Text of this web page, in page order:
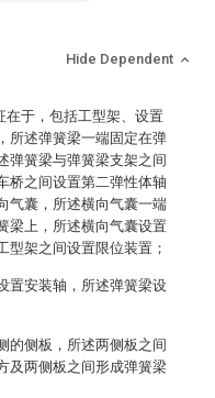
Hide Dependent
在于，包括工型架、设置
所述弹簧梁一端固定在弹
弹簧梁与弹簧梁支架之间
桥之间设置第二弹性体轴
气囊，所述横向气囊一端
梁上，所述横向气囊设置
型架之间设置限位装置；
置安装轴，所述弹簧梁设
的侧板，所述两侧板之间
及两侧板之间形成弹簧梁